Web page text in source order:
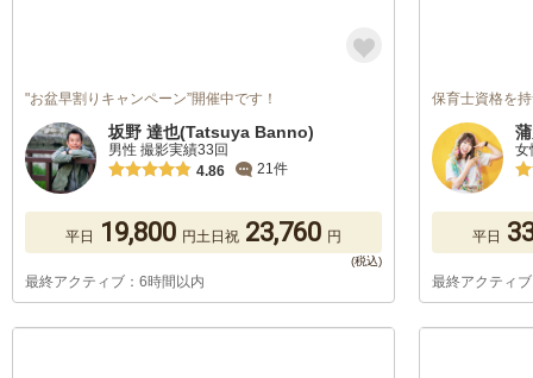
"お盆早割りキャンペーン”開催中です！
坂野 達也(Tatsuya Banno)
男性 撮影実績33回
4.86
21件
平日 19,800 円土日祝 23,760 円
最終アクティブ：6時間以内
保育士資格を
女
平日
最終アクティ